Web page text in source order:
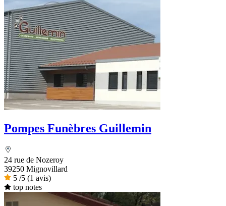
Pompes Funèbres Guillemin
24 rue de Nozeroy
39250 Mignovillard
5 /5 (1 avis)
top notes